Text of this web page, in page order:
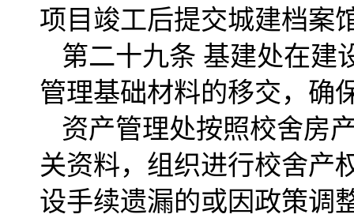
项目竣工后提交城建档案
第二十九条 基建处在建
管理基础材料的移交，确
资产管理处按照校舍房
关资料，组织进行校舍产
设手续遗漏的或因政策调